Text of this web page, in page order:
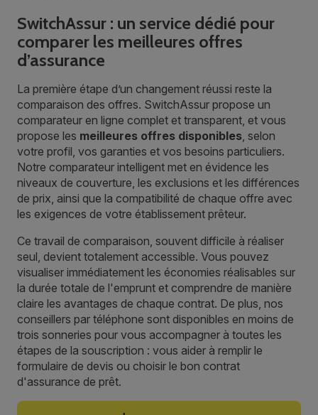
SwitchAssur : un service dédié pour
comparer les meilleures offres
d’assurance
La première étape d’un changement réussi reste la
comparaison des offres. SwitchAssur propose un
comparateur en ligne complet et transparent, et vous
propose les meilleures offres disponibles , selon
votre profil, vos garanties et vos besoins particuliers.
Notre comparateur intelligent met en évidence les
niveaux de couverture, les exclusions et les différences
de prix, ainsi que la compatibilité de chaque offre avec
les exigences de votre établissement prêteur.
Ce travail de comparaison, souvent difficile à réaliser
seul, devient totalement accessible. Vous pouvez
visualiser immédiatement les économies réalisables sur
la durée totale de l'emprunt et comprendre de manière
claire les avantages de chaque contrat. De plus, nos
conseillers par téléphone sont disponibles en moins de
trois sonneries pour vous accompagner à toutes les
étapes de la souscription : vous aider à remplir le
formulaire de devis ou choisir le bon contrat
d'assurance de prêt.